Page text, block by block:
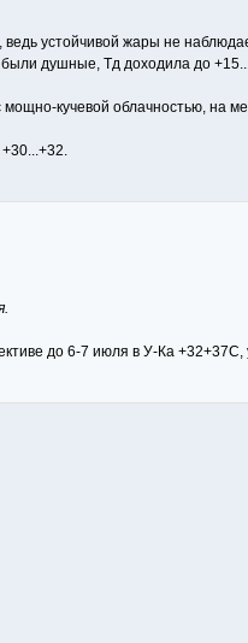
устойчивой жары не
душные, Тд доходила до
кучевой облачностью, на
до 6-7 июля в У-Ка